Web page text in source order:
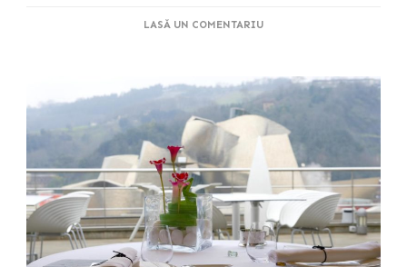
LASĂ UN COMENTARIULA
DIN
BILBAO
PE
CARE
RATEZI